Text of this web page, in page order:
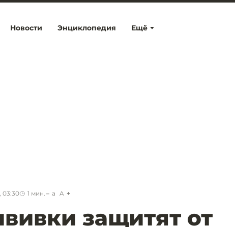
Ещё
Новости Энциклопедия
03:30 1 мин. a A
защитят от